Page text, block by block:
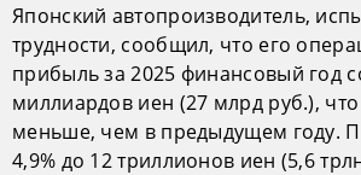
Японский автопроизводитель,
трудности, сообщил, что его
прибыль за 2025 финансовый год
миллиардов иен (27 млрд руб.),
меньше, чем в предыдущем году.
4,9% до 12 триллионов иен (5,6